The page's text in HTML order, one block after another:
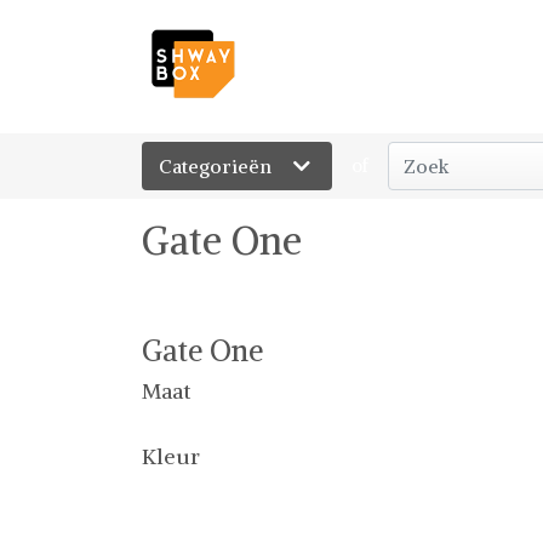
Categorieën
Gate One
Gate One
Maat
Kleur